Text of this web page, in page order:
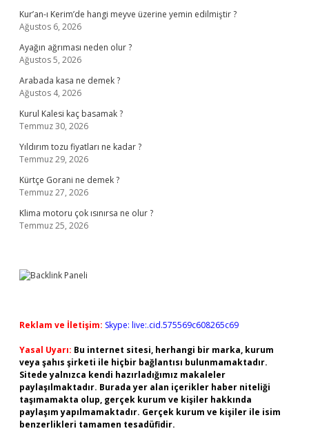
Kur’an-ı Kerim’de hangi meyve üzerine yemin edilmiştir ?
Ağustos 6, 2026
Ayağın ağrıması neden olur ?
Ağustos 5, 2026
Arabada kasa ne demek ?
Ağustos 4, 2026
Kurul Kalesi kaç basamak ?
Temmuz 30, 2026
Yıldırım tozu fiyatları ne kadar ?
Temmuz 29, 2026
Kürtçe Gorani ne demek ?
Temmuz 27, 2026
Klima motoru çok ısınırsa ne olur ?
Temmuz 25, 2026
Reklam ve İletişim: Skype: live:.cid.575569c608265c69
Yasal Uyarı: Bu internet sitesi, herhangi bir marka, kurum
veya şahıs şirketi ile hiçbir bağlantısı bulunmamaktadır.
Sitede yalnızca kendi hazırladığımız makaleler
paylaşılmaktadır. Burada yer alan içerikler haber niteliği
taşımamakta olup, gerçek kurum ve kişiler hakkında
paylaşım yapılmamaktadır. Gerçek kurum ve kişiler ile isim
benzerlikleri tamamen tesadüfidir.